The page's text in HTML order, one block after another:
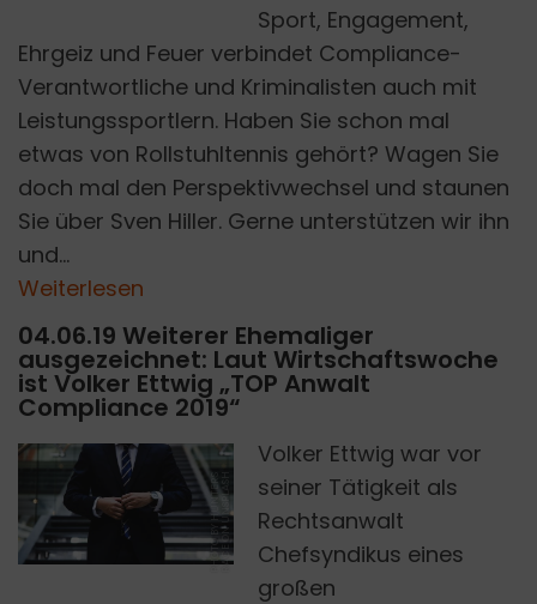
Sport, Engagement,
Ehrgeiz und Feuer verbindet Compliance-
Verantwortliche und Kriminalisten auch mit
Leistungssportlern. Haben Sie schon mal
etwas von Rollstuhltennis gehört? Wagen Sie
doch mal den Perspektivwechsel und staunen
Sie über Sven Hiller. Gerne unterstützen wir ihn
und...
Weiterlesen
04.06.19 Weiterer Ehemaliger
ausgezeichnet: Laut Wirtschaftswoche
ist Volker Ettwig „TOP Anwalt
Compliance 2019“
P
H
O
T
O
B
Y
H
U
N
T
E
R
S
R
A
C
E
O
N
U
N
S
P
L
A
SH
Volker Ettwig war vor
seiner Tätigkeit als
Rechtsanwalt
Chefsyndikus eines
großen